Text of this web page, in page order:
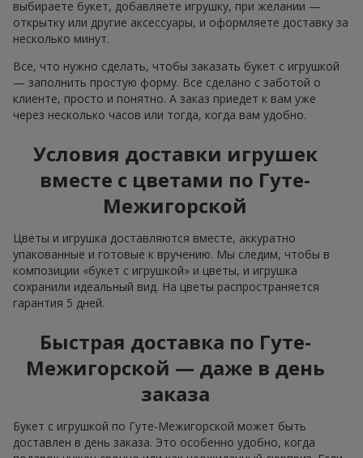
выбираете букет, добавляете игрушку, при желании —
открытку или другие аксессуары, и оформляете доставку за
несколько минут.
Все, что нужно сделать, чтобы заказать букет с игрушкой
— заполнить простую форму. Все сделано с заботой о
клиенте, просто и понятно. А заказ приедет к вам уже
через несколько часов или тогда, когда вам удобно.
Условия доставки игрушек
вместе с цветами по Гуте-
Межигорской
Цветы и игрушка доставляются вместе, аккуратно
упакованные и готовые к вручению. Мы следим, чтобы в
композиции «букет с игрушкой» и цветы, и игрушка
сохранили идеальный вид. На цветы распространяется
гарантия 5 дней.
Быстрая доставка по Гуте-
Межигорской — даже в день
заказа
Букет с игрушкой по Гуте-Межигорской может быть
доставлен в день заказа. Это особенно удобно, когда